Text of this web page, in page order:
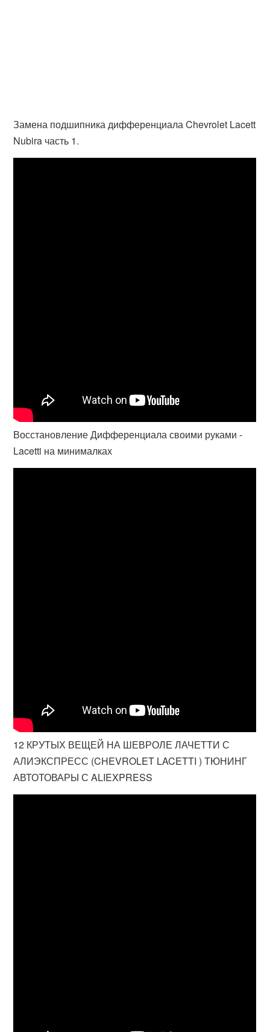
Замена подшипника дифференциала Chevrolet Lacett
Nubira часть 1.
Восстановление Дифференциала своими руками -
Lacetti на минималках
12 КРУТЫХ ВЕЩЕЙ НА ШЕВРОЛЕ ЛАЧЕТТИ С
АЛИЭКСПРЕСС (CHEVROLET LACETTI ) ТЮНИНГ
АВТОТОВАРЫ С ALIEXPRESS